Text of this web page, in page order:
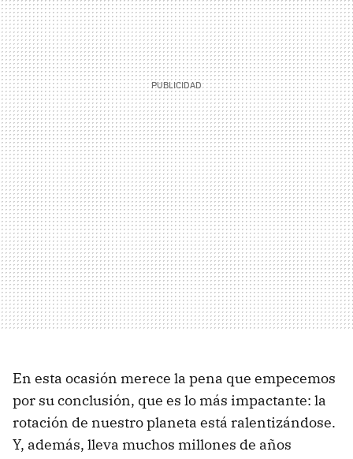
En esta ocasión merece la pena que empecemos
por su conclusión, que es lo más impactante: la
rotación de nuestro planeta está ralentizándose.
Y, además, lleva muchos millones de años